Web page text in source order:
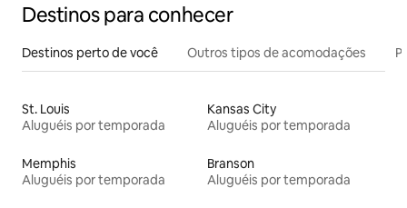
Destinos para conhecer
Destinos perto de você Outros tipos de acomodações
St. Louis
Aluguéis por temporada
Kansas City
Aluguéis por temporada
Memphis
Aluguéis por temporada
Branson
Aluguéis por temporada